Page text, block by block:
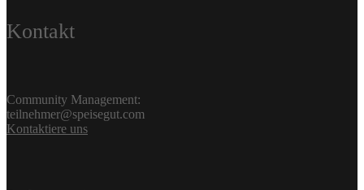
Kontakt
Community Management:
teilnehmer@speisegut.com
Kontaktiere uns